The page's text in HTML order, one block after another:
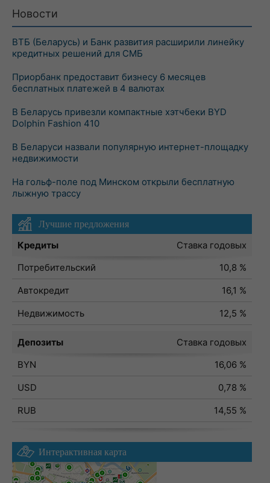
Новости
ВТБ (Беларусь) и Банк развития расширили линейку
кредитных решений для СМБ
Приорбанк предоставит бизнесу 6 месяцев
бесплатных платежей в 4 валютах
В Беларусь привезли компактные хэтчбеки BYD
Dolphin Fashion 410
В Беларуси назвали популярную интернет-площадку
недвижимости
На гольф-поле под Минском открыли бесплатную
лыжную трассу
Лучшие предложения
Кредиты
Ставка годовых
Потребительский
10,8 %
Автокредит
16,1 %
Недвижимость
12,5 %
Депозиты
Ставка годовых
BYN
16,06 %
USD
0,78 %
RUB
14,55 %
Интерактивная карта